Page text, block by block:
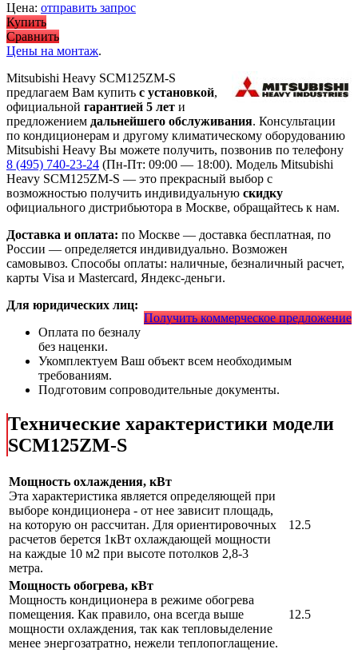
Цена: отправить запрос
Купить
Сравнить
Цены на монтаж.
Mitsubishi Heavy SCM125ZM-S
предлагаем Вам купить с установкой,
официальной гарантией 5 лет и
предложением дальнейшего обслуживания. Консультации
по кондиционерам и другому климатическому оборудованию
Mitsubishi Heavy Вы можете получить, позвонив по телефону
8 (495) 740-23-24 (Пн-Пт: 09:00 — 18:00). Модель Mitsubishi
Heavy SCM125ZM-S — это прекрасный выбор с
возможностью получить индивидуальную скидку
официального дистрибьютора в Москве, обращайтесь к нам.
Доставка и оплата: по Москве — доставка бесплатная, по
России — определяется индивидуально. Возможен
самовывоз. Способы оплаты: наличные, безналичный расчет,
карты Visa и Mastercard, Яндекс-деньги.
Получить коммерческое предложение
Для юридических лиц:
Оплата по безналу
без наценки.
Укомплектуем Ваш объект всем необходимым
требованиям.
Подготовим сопроводительные документы.
Технические характеристики модели
SCM125ZM-S
Мощность охлаждения, кВт
Эта характеристика является определяющей при
выборе кондиционера - от нее зависит площадь,
на которую он рассчитан. Для ориентировочных
расчетов берется 1кВт охлаждающей мощности
на каждые 10 м2 при высоте потолков 2,8-3
метра.
12.5
Мощность обогрева, кВт
Мощность кондиционера в режиме обогрева
помещения. Как правило, она всегда выше
мощности охлаждения, так как тепловыделение
менее энергозатратно, нежели теплопоглащение.
12.5